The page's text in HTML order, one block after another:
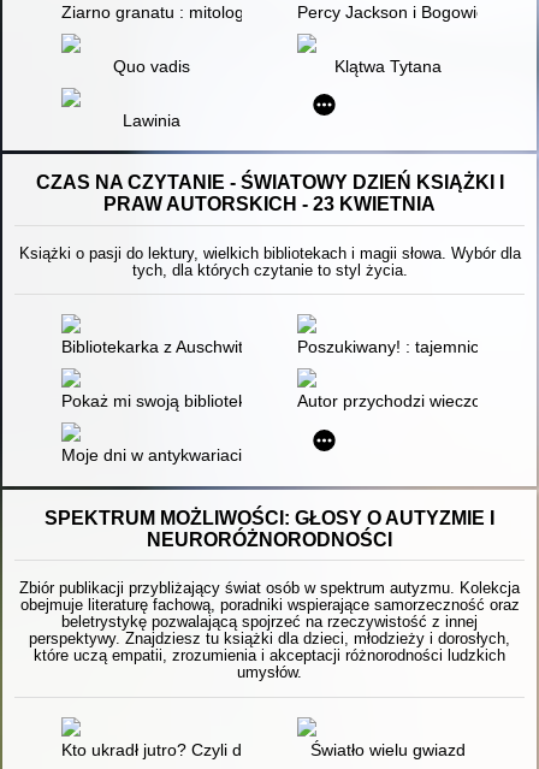
Ziarno granatu : mitologia według kobietPercy Jackson i Bogowie
Quo vadis Klątwa Tytana
Lawinia
CZAS NA CZYTANIE - ŚWIATOWY DZIEŃ KSIĄŻKI I
PRAW AUTORSKICH - 23 KWIETNIA
Książki o pasji do lektury, wielkich bibliotekach i magii słowa. Wybór dla
tych, dla których czytanie to styl życia.
Bibliotekarka z Auschwitz Poszukiwany! : tajemniczy
Pokaż mi swoją bibliotekę Autor przychodzi wieczorem :
Moje dni w antykwariacie Morisaki
SPEKTRUM MOŻLIWOŚCI: GŁOSY O AUTYZMIE I
NEURORÓŻNORODNOŚCI
Zbiór publikacji przybliżający świat osób w spektrum autyzmu. Kolekcja
obejmuje literaturę fachową, poradniki wspierające samorzeczność oraz
beletrystykę pozwalającą spojrzeć na rzeczywistość z innej
perspektywy. Znajdziesz tu książki dla dzieci, młodzieży i dorosłych,
które uczą empatii, zrozumienia i akceptacji różnorodności ludzkich
umysłów.
Kto ukradł jutro? Czyli dlaczego nie jest jak z obrazka
Światło wielu gwiazd